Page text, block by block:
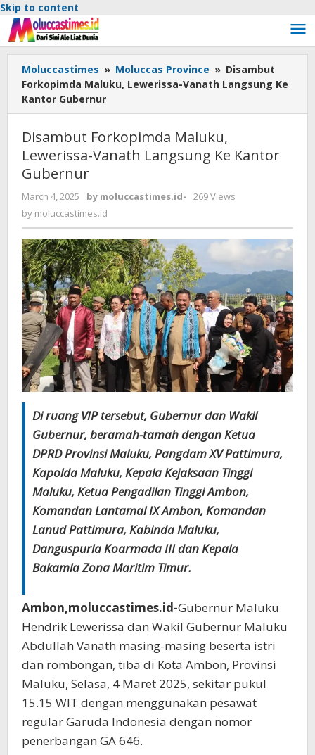
Skip to content
Moluccastimes » Moluccas Province » Disambut
Forkopimda Maluku, Lewerissa-Vanath Langsung Ke
Kantor Gubernur
Disambut Forkopimda Maluku,
Lewerissa-Vanath Langsung Ke Kantor
Gubernur
March 4, 2025 by moluccastimes.id-
269 Views
by moluccastimes.id
Di ruang VIP tersebut, Gubernur dan Wakil
Gubernur, beramah-tamah dengan Ketua
DPRD Provinsi Maluku, Pangdam XV Pattimura,
Kapolda Maluku, Kepala Kejaksaan Tinggi
Maluku, Ketua Pengadilan Tinggi Ambon,
Komandan Lantamal IX Ambon, Komandan
Lanud Pattimura, Kabinda Maluku,
Danguspurla Koarmada III dan Kepala
Bakamla Zona Maritim Timur.
Ambon,moluccastimes.id-Gubernur Maluku
Hendrik Lewerissa dan Wakil Gubernur Maluku
Abdullah Vanath masing-masing beserta istri
dan rombongan, tiba di Kota Ambon, Provinsi
Maluku, Selasa, 4 Maret 2025, sekitar pukul
15.15 WIT dengan menggunakan pesawat
regular Garuda Indonesia dengan nomor
penerbangan GA 646.